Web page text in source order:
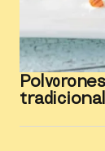
tradicional